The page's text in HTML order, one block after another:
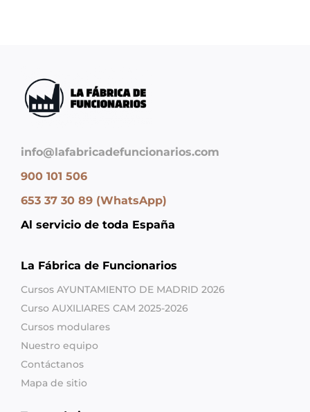
info@lafabricadefuncionarios.com
900 101 506
653 37 30 89 (WhatsApp)
Al servicio de toda España
La Fábrica de Funcionarios
Cursos AYUNTAMIENTO DE MADRID 2026
Curso AUXILIARES CAM 2025-2026
Cursos modulares
Nuestro equipo
Contáctanos
Mapa de sitio